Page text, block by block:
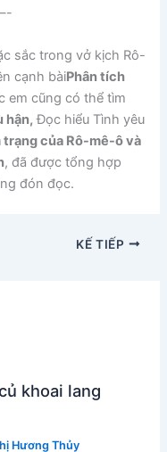
sắc trong vở kịch Rô-
cạnh bàiPhân tích
em cũng có thể tìm
hận, Đọc hiểu Tình yêu
của Rô-mê-ô và
, đã được tổng hợp
đón đọc.
KẾ TIẾP
khoai lang
Hương Thủy